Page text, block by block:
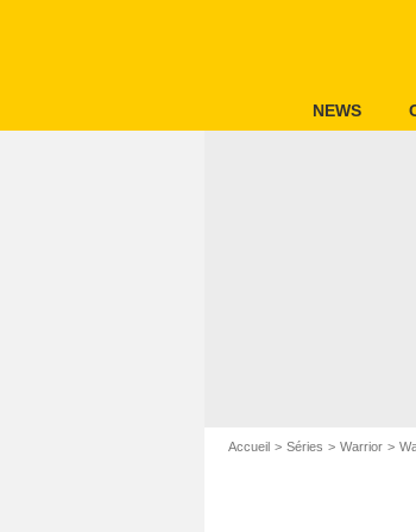
NEWS
Accueil Séries Warrior